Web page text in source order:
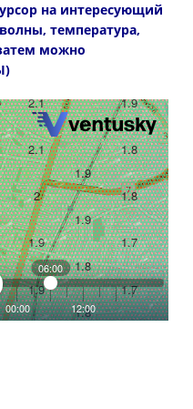
на интересующий
температура,
можно